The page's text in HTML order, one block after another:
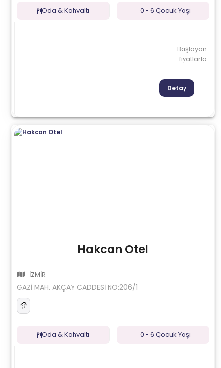
Oda & Kahvaltı 0 - 6 Çocuk Yaşı
Başlayan
fiyatlarla
Detay
Hakcan Otel
İZMİR
GAZİ MAH. AKÇAY CADDESİ NO:206/1
Oda & Kahvaltı 0 - 6 Çocuk Yaşı